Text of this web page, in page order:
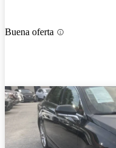
Buena oferta